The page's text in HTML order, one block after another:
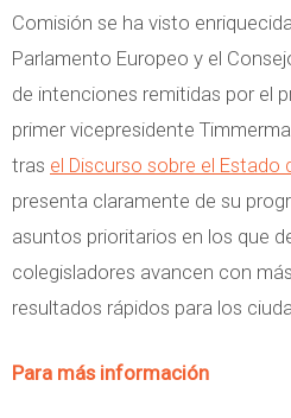
Comisión se ha visto
Parlamento Europeo y el
de intenciones remitidas por el
primer vicepresidente
tras el Discurso sobre el Estado
presenta claramente de su
asuntos prioritarios en los que
colegisladores avancen con
resultados rápidos para los
Para más información